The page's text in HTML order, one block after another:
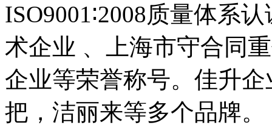
ISO9001∶2008质量体系
术企业 、上海市守合同
企业等荣誉称号。佳升
把，洁丽来等多个品牌。